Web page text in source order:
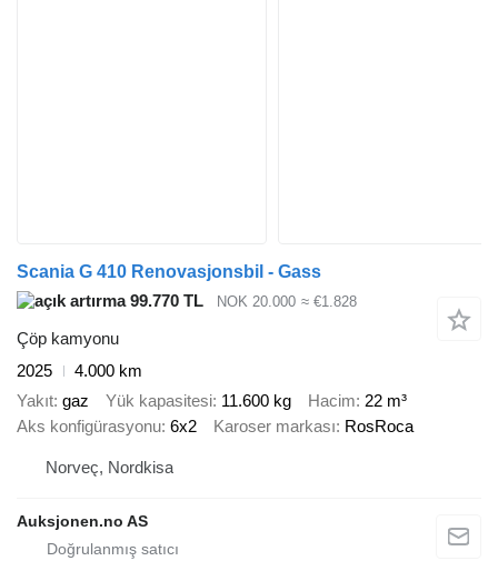
Scania G 410 Renovasjonsbil - Gass
99.770 TL
NOK 20.000 ≈ €1.828
Çöp kamyonu
2025
4.000 km
Yakıt gaz Yük kapasitesi 11.600 kg Hacim 22 m³
Aks konfigürasyonu 6x2 Karoser markası RosRoca
Norveç, Nordkisa
Auksjonen.no AS